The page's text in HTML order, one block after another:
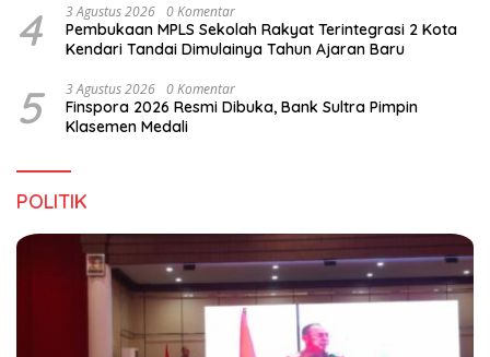
4 3 Agustus 2026 0 Komentar
Pembukaan MPLS Sekolah Rakyat Terintegrasi 2 Kota
Kendari Tandai Dimulainya Tahun Ajaran Baru
5 3 Agustus 2026 0 Komentar
Finspora 2026 Resmi Dibuka, Bank Sultra Pimpin
Klasemen Medali
POLITIK